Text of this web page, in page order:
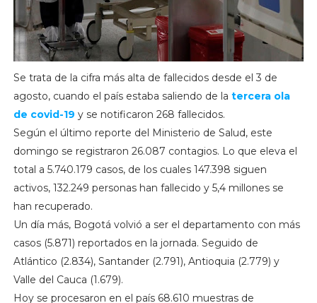
Se trata de la cifra más alta de fallecidos desde el 3 de
agosto, cuando el país estaba saliendo de la tercera ola
de covid-19 y se notificaron 268 fallecidos.
Según el último reporte del Ministerio de Salud, este
domingo se registraron 26.087 contagios. Lo que eleva el
total a 5.740.179 casos, de los cuales 147.398 siguen
activos, 132.249 personas han fallecido y 5,4 millones se
han recuperado.
Un día más, Bogotá volvió a ser el departamento con más
casos (5.871) reportados en la jornada. Seguido de
Atlántico (2.834), Santander (2.791), Antioquia (2.779) y
Valle del Cauca (1.679).
Hoy se procesaron en el país 68.610 muestras de